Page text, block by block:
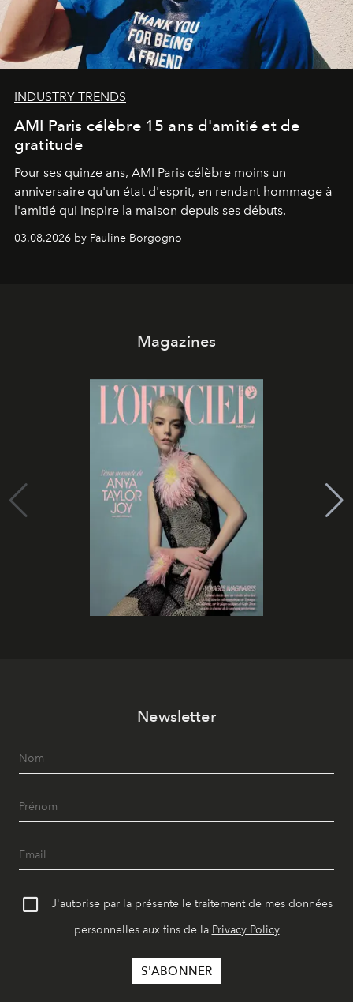
INDUSTRY TRENDS
AMI Paris célèbre 15 ans d'amitié et de
gratitude
Pour ses quinze ans, AMI Paris célèbre moins un
anniversaire qu'un état d'esprit, en rendant hommage à
l'amitié qui inspire la maison depuis ses débuts.
03.08.2026 by Pauline Borgogno
Magazines
Newsletter
J'autorise par la présente le traitement de mes données
personnelles aux fins de la Privacy Policy